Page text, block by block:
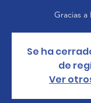
Gracias a
Se ha
de
Ver